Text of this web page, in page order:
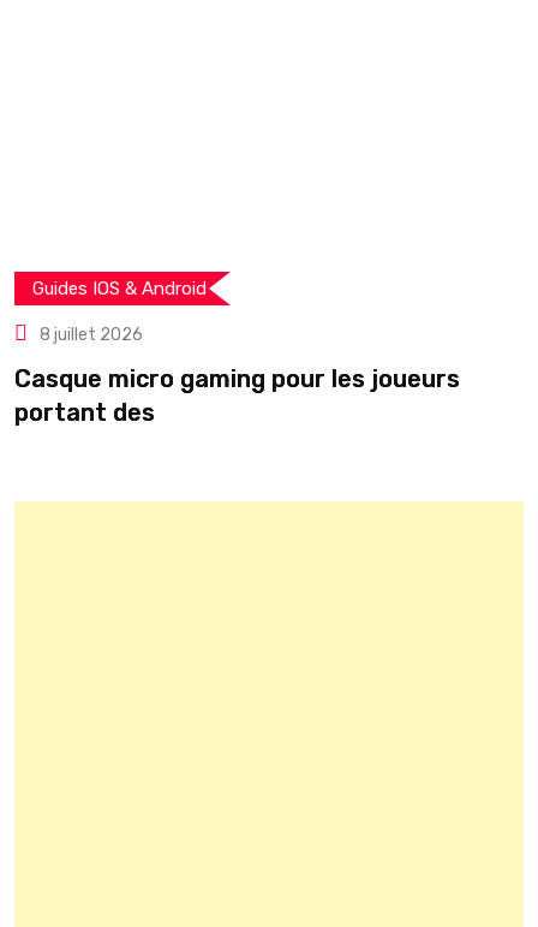
Guides IOS & Android
8 juillet 2026
Casque micro gaming pour les joueurs
portant des